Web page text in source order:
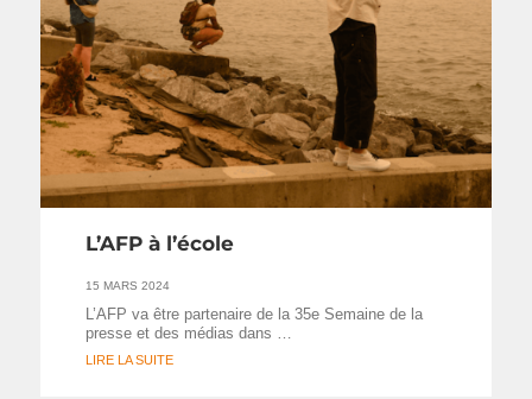
L’AFP à l’école
15 MARS 2024
L’AFP va être partenaire de la 35e Semaine de la
presse et des médias dans …
LIRE LA SUITE